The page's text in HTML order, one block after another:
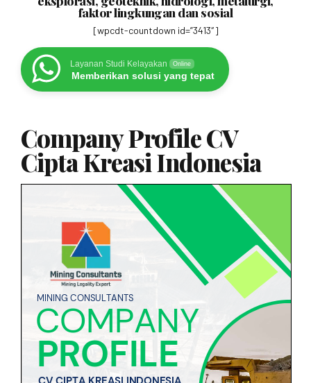
faktor lingkungan dan sosial
[wpcdt-countdown id=”3413″]
Layanan Studi Kelayakan Online
Memberikan solusi yang tepat
Company Profile CV
Cipta Kreasi Indonesia